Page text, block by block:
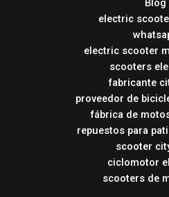
Blog
electric
electric scooter
scooters
fabricante
proveedor de
fábrica de
repuestos para
scooter
ciclomotor
scooters de